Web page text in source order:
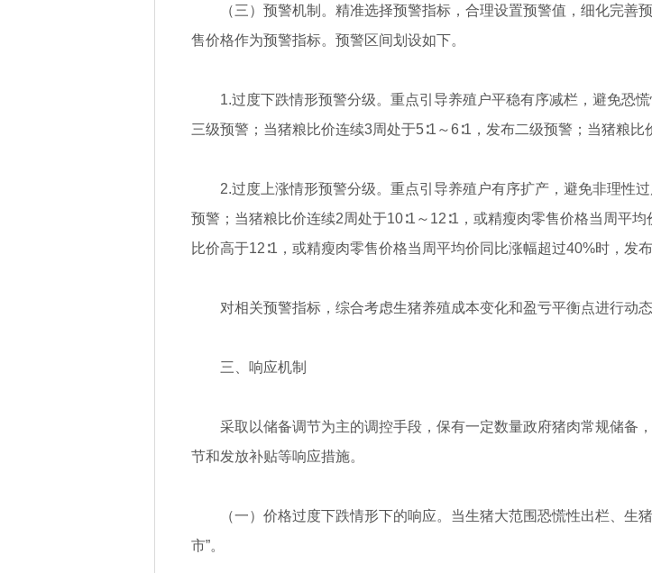
（三）预警机制。精准选择预警指标，合理设置预警值，细化完
售价格作为预警指标。预警区间划设如下。
1.过度下跌情形预警分级。重点引导养殖户平稳有序减栏，避免恐
三级预警；当猪粮比价连续3周处于5∶1～6∶1，发布二级预警；当猪粮比
2.过度上涨情形预警分级。重点引导养殖户有序扩产，避免非理性
预警；当猪粮比价连续2周处于10∶1～12∶1，或精瘦肉零售价格当周平
比价高于12∶1，或精瘦肉零售价格当周平均价同比涨幅超过40%时，发布
对相关预警指标，综合考虑生猪养殖成本变化和盈亏平衡点进行动态
三、响应机制
采取以储备调节为主的调控手段，保有一定数量政府猪肉常规储备
节和发放补贴等响应措施。
（一）价格过度下跌情形下的响应。当生猪大范围恐慌性出栏、生
市”。